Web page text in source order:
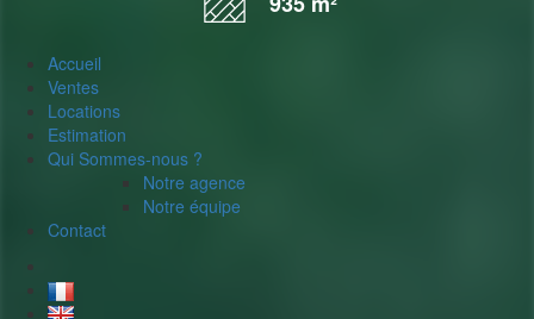
Accueil
Ventes
Locations
Estimation
Qui Sommes-nous ?
Notre agence
Notre équipe
Contact